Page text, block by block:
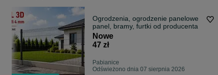
Ogrodzenia, ogrodzenie panelowe
panel, bramy, furtki od producenta
Nowe
47 zł
Pabianice
Odświeżono dnia 07 sierpnia 2026